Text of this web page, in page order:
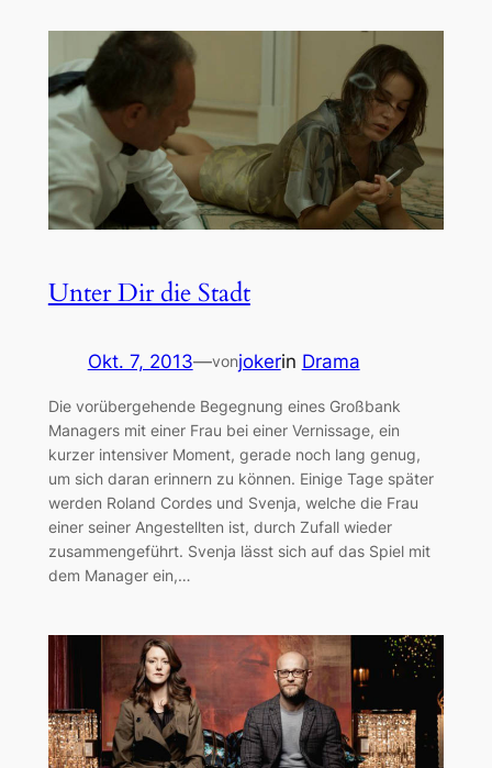
Unter Dir die Stadt
Okt. 7, 2013—vonjokerin Drama
Die vorübergehende Begegnung eines Großbank
Managers mit einer Frau bei einer Vernissage, ein
kurzer intensiver Moment, gerade noch lang genug,
um sich daran erinnern zu können. Einige Tage später
werden Roland Cordes und Svenja, welche die Frau
einer seiner Angestellten ist, durch Zufall wieder
zusammengeführt. Svenja lässt sich auf das Spiel mit
dem Manager ein,…